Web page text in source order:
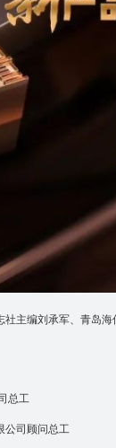
主编刘承军、青岛
总工
公司顾问总工